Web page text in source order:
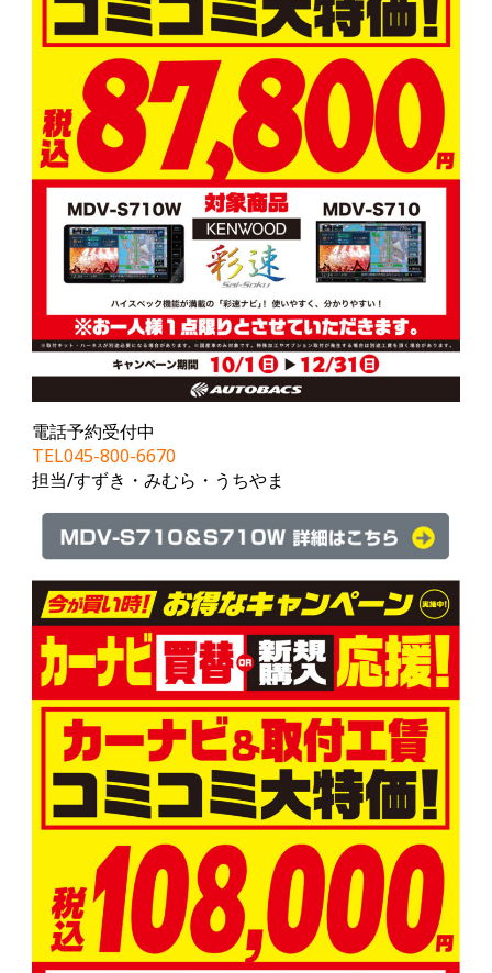
電話予約受付中
TEL045-800-6670
担当/すずき・みむら・うちやま